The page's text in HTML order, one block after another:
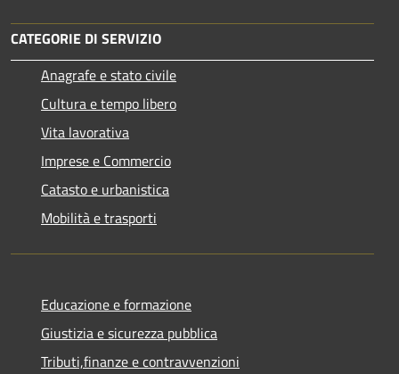
CATEGORIE DI SERVIZIO
Anagrafe e stato civile
Cultura e tempo libero
Vita lavorativa
Imprese e Commercio
Catasto e urbanistica
Mobilità e trasporti
Educazione e formazione
Giustizia e sicurezza pubblica
Tributi,finanze e contravvenzioni